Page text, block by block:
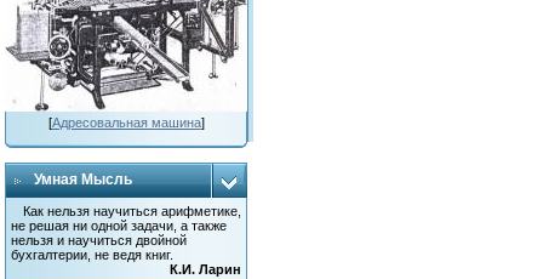
[Адресовальная машина]
Умная Мысль
Как нельзя научиться арифметике,
не решая ни одной задачи, а также
нельзя и научиться двойной
бухгалтерии, не ведя книг.
К.И. Ларин